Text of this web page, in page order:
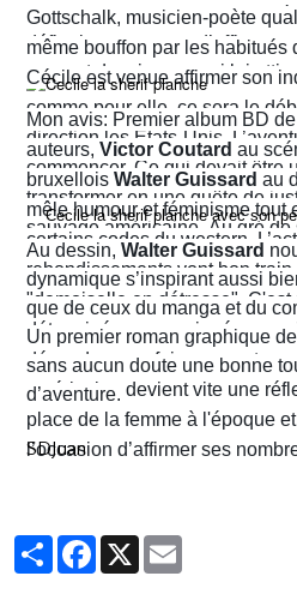
aux conventions sociales de
défier les normes et d’affirmer
prenant des risques qui lui
Gottschalk, musicien-poète
même bouffon par les habitués
Cécile est venue affirmer son
comme pour elle, ce sera le
direction les États-Unis.
commencer. Ce qui devait être
transformer en une quête de
sauvage américaine. Au gré de
Cécile finira contre toute
juriste contre l'étoile de shérif…
Mon avis: Premier album BD
auteurs, Victor Coutard au
bruxellois Walter Guissard au
mêle humour et féminisme tout
certains codes du western.
rebondissements vont bon
"demoiselle en détresse". C'est
déterminée, un peu ingénue
découdre pour faire respecter
américaine devient vite une
place de la femme à l'époque
l’occasion d’affirmer ses
Au dessin, Walter Guissard
dynamique s’inspirant aussi
que de ceux du manga et du
narration visuelle hyper
mouvement et l'énergie, c'est
dire.
Un premier roman graphique
sans aucun doute une bonne
d’aventure.
SDJuan
PartagerFacebook
X